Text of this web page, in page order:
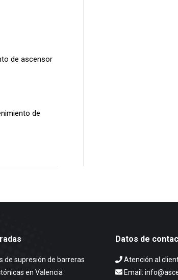
de ascensor
de
de supresión de barreras
en Valencia
Datos de
Atención al
Email: